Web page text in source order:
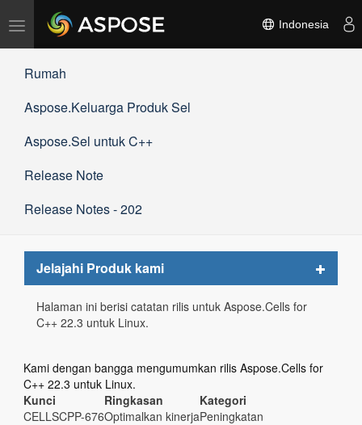
Alihkan
navigasi
Indonesia
Rumah
Aspose.Keluarga Produk Sel
Aspose.Sel untuk C++
Release Note
Release Notes - 202
Jelajahi Produk kami
Toggle
Halaman ini berisi catatan rilis untuk Aspose.Cells for
C++ 22.3 untuk Linux.
Kami dengan bangga mengumumkan rilis Aspose.Cells for
C++ 22.3 untuk Linux.
Kunci
Ringkasan
Kategori
CELLSCPP-676Optimalkan kinerjaPeningkatan